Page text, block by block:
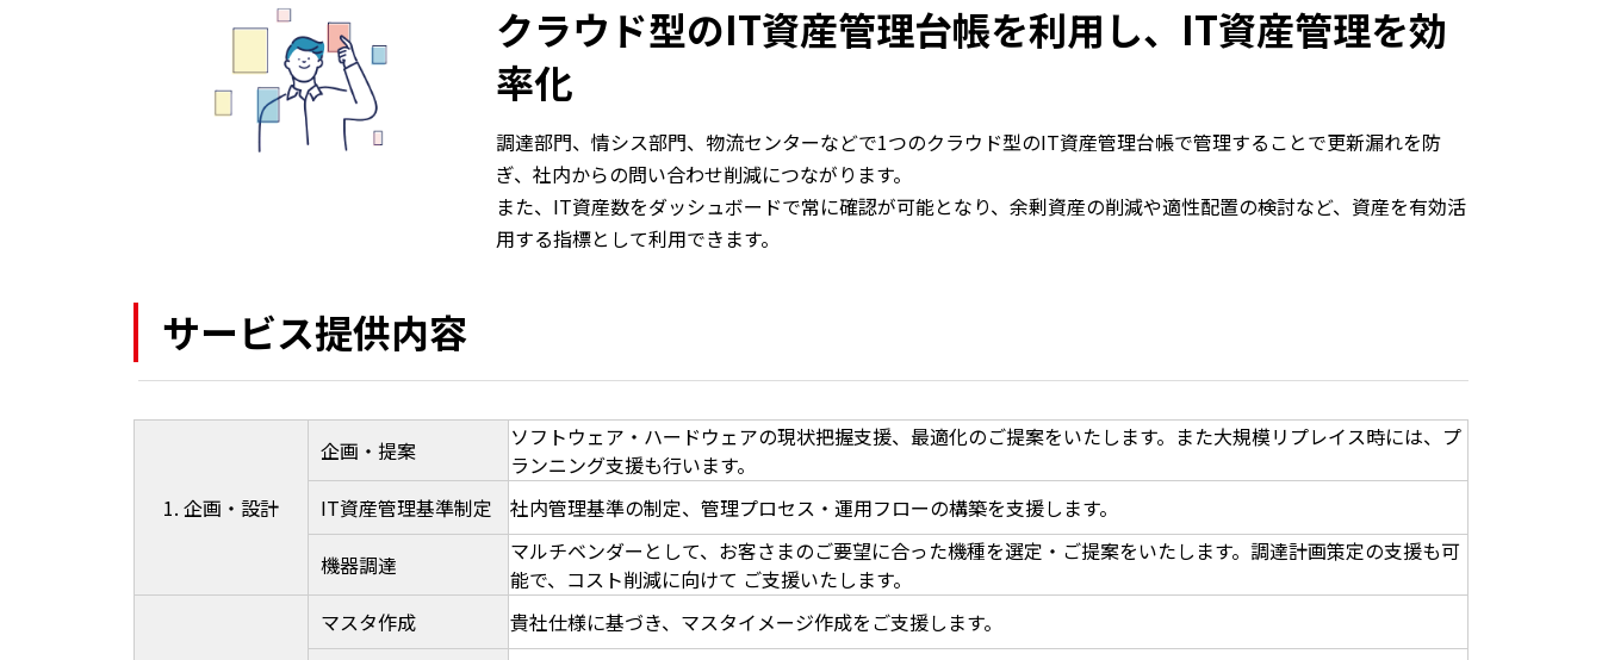
クラウド型のIT資産管理台帳を利用し、IT資産管理を効
率化
調達部門、情シス部門、物流センターなどで1つのクラウド型のIT資産管理台帳で管理することで更新漏れを防
ぎ、社内からの問い合わせ削減につながります。
また、IT資産数をダッシュボードで常に確認が可能となり、余剰資産の削減や適性配置の検討など、資産を有効活
用する指標として利用できます。
サービス提供内容
1. 企画・設計
企画・提案
ソフトウェア・ハードウェアの現状把握支援、最適化のご提案をいたします。また大規模リプレイス時には、プ
ランニング支援も行います。
IT資産管理基準制定
社内管理基準の制定、管理プロセス・運用フローの構築を支援します。
機器調達
マルチベンダーとして、お客さまのご要望に合った機種を選定・ご提案をいたします。調達計画策定の支援も可
能で、コスト削減に向けて ご支援いたします。
マスタ作成
貴社仕様に基づき、マスタイメージ作成をご支援します。